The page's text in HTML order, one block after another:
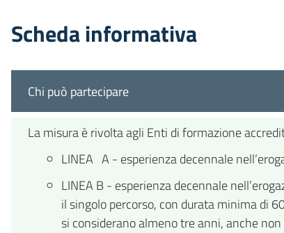
Scheda informativa
Chi può partecipare
La misura è rivolta agli Enti di formazione
LINEA A - esperienza decennale
LINEA B - esperienza decennale
il singolo percorso, con durata minima di
si considerano almeno tre anni, anche